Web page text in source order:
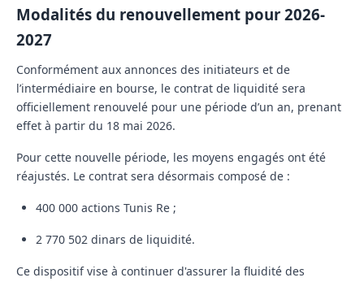
Modalités du renouvellement pour 2026-
2027
Conformément aux annonces des initiateurs et de
l’intermédiaire en bourse, le contrat de liquidité sera
officiellement renouvelé pour une période d’un an, prenant
effet à partir du 18 mai 2026.
Pour cette nouvelle période, les moyens engagés ont été
réajustés. Le contrat sera désormais composé de :
400 000 actions Tunis Re ;
2 770 502 dinars de liquidité.
Ce dispositif vise à continuer d'assurer la fluidité des